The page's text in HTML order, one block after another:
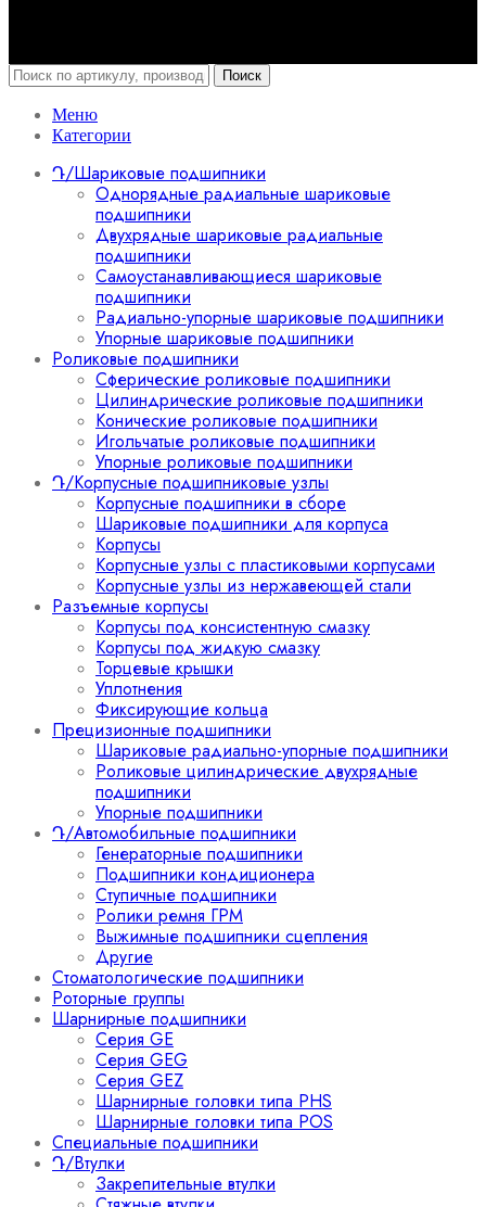
Поиск
Меню
Категории
Դ/Шариковые подшипники
Однорядные радиальные шариковые
подшипники
Двухрядные шариковые радиальные
подшипники
Самоустанавливающиеся шариковые
подшипники
Радиально-упорные шариковые подшипники
Упорные шариковые подшипники
Роликовые подшипники
Сферические роликовые подшипники
Цилиндрические роликовые подшипники
Конические роликовые подшипники
Игольчатые роликовые подшипники
Упорные роликовые подшипники
Դ/Корпусные подшипниковые узлы
Корпусные подшипники в сборе
Шариковые подшипники для корпуса
Корпусы
Корпусные узлы с пластиковыми корпусами
Корпусные узлы из нержавеющей стали
Разъемные корпусы
Корпусы под консистентную смазку
Корпусы под жидкую смазку
Торцевые крышки
Уплотнения
Фиксирующие кольца
Прецизионные подшипники
Шариковые радиально-упорные подшипники
Роликовые цилиндрические двухрядные
подшипники
Упорные подшипники
Դ/Автомобильные подшипники
Генераторные подшипники
Подшипники кондиционера
Ступичные подшипники
Ролики ремня ГРМ
Выжимные подшипники сцепления
Другие
Стоматологические подшипники
Роторные группы
Шарнирные подшипники
Серия GE
Серия GEG
Серия GEZ
Шарнирные головки типа PHS
Шарнирные головки типа POS
Специальные подшипники
Դ/Втулки
Закрепительные втулки